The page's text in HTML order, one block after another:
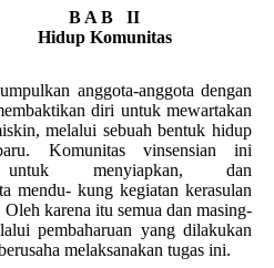
B A B II
Hidup Komunitas
anggota-anggota dengan
diri untuk mewartakan
melalui sebuah bentuk hidup
Komunitas vinsensian ini
untuk menyiapkan, dan
mendu- kung kegiatan kerasulan
Oleh karena itu semua dan masing-
pembaharuan yang dilakukan
melaksanakan tugas ini.